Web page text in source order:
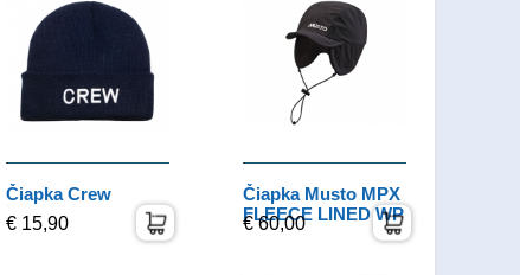
Čiapka Crew
€ 15,90
Čiapka Musto MPX
FLEECE LINED WP
€ 60,00